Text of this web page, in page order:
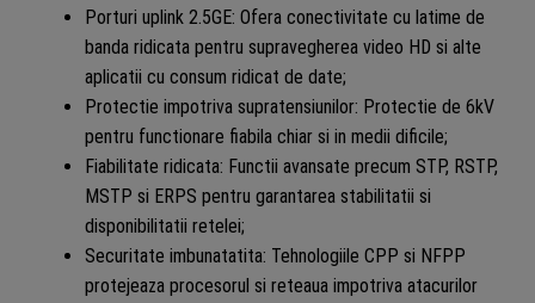
Porturi uplink 2.5GE: Ofera conectivitate cu latime de
banda ridicata pentru supravegherea video HD si alte
aplicatii cu consum ridicat de date;
Protectie impotriva supratensiunilor: Protectie de 6kV
pentru functionare fiabila chiar si in medii dificile;
Fiabilitate ridicata: Functii avansate precum STP, RSTP,
MSTP si ERPS pentru garantarea stabilitatii si
disponibilitatii retelei;
Securitate imbunatatita: Tehnologiile CPP si NFPP
protejeaza procesorul si reteaua impotriva atacurilor